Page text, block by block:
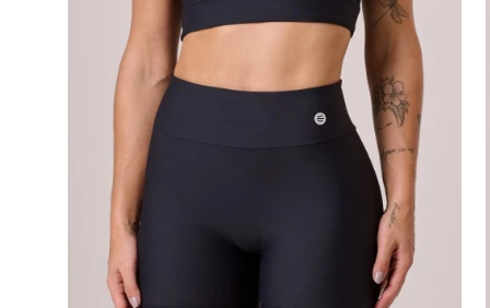
no tamanho G, visto 40/42. Ficou
meu corpo, já quero outros!
Lívia M.
05/01/2026 às 15:11
Atividade:
Academia